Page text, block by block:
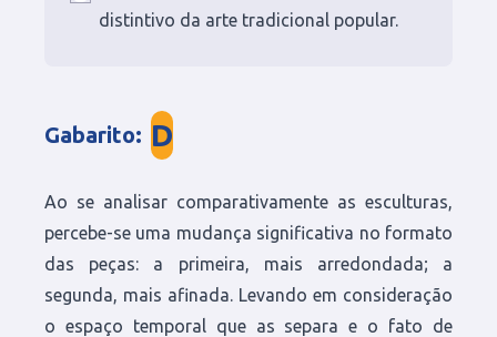
distintivo da arte tradicional popular.
Gabarito: D
Ao se analisar comparativamente as esculturas,
percebe-se uma mudança significativa no formato
das peças: a primeira, mais arredondada; a
segunda, mais afinada. Levando em consideração
o espaço temporal que as separa e o fato de